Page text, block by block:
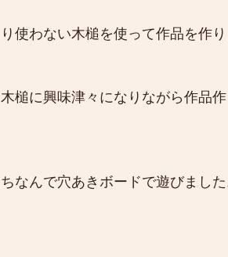
使わない木槌を使って作品を作り
槌に興味津々になりながら作品
なんで穴あきボードで遊びました